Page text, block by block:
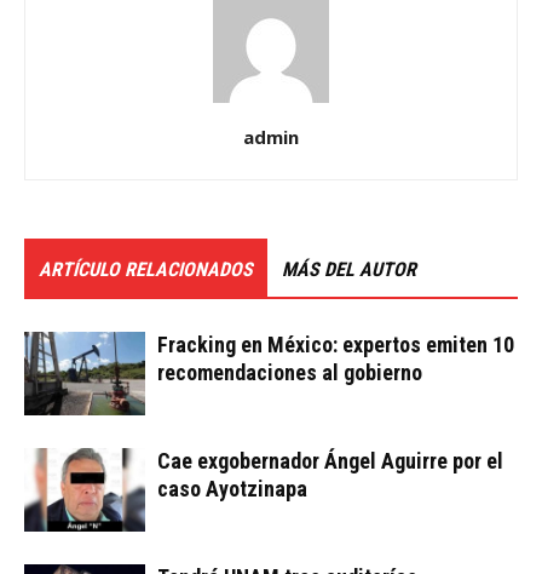
admin
ARTÍCULO RELACIONADOS MÁS DEL AUTOR
Fracking en México: expertos emiten 10
recomendaciones al gobierno
Cae exgobernador Ángel Aguirre por el
caso Ayotzinapa